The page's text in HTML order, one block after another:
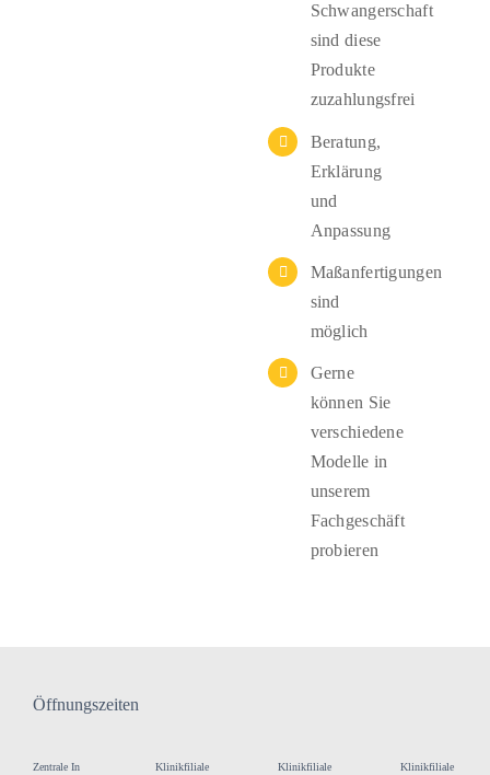
Schwangerschaft
sind diese
Produkte
zuzahlungsfrei
Beratung,
Erklärung
und
Anpassung
Maßanfertigungen
sind
möglich
Gerne
können Sie
verschiedene
Modelle in
unserem
Fachgeschäft
probieren
Öffnungszeiten
Zentrale In
Klinikfiliale
Klinikfiliale
Klinikfiliale